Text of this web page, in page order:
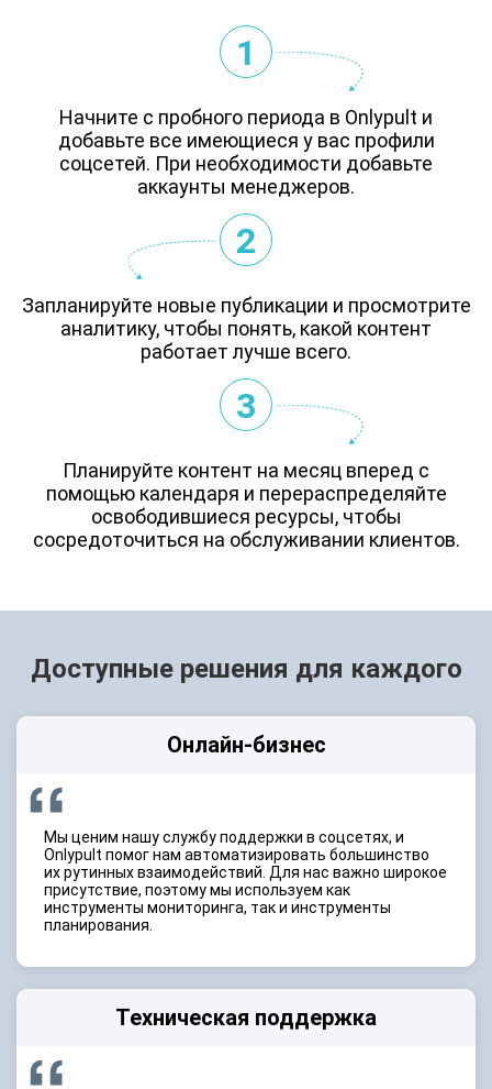
1
Начните с пробного периода в Onlypult и
добавьте все имеющиеся у вас профили
соцсетей. При необходимости добавьте
аккаунты менеджеров.
2
Запланируйте новые публикации и просмотрите
аналитику, чтобы понять, какой контент
работает лучше всего.
3
Планируйте контент на месяц вперед с
помощью календаря и перераспределяйте
освободившиеся ресурсы, чтобы
сосредоточиться на обслуживании клиентов.
Доступные решения для каждого
Онлайн-бизнес
Мы ценим нашу службу поддержки в соцсетях, и
Onlypult помог нам автоматизировать большинство
их рутинных взаимодействий. Для нас важно широкое
присутствие, поэтому мы используем как
инструменты мониторинга, так и инструменты
планирования.
Техническая поддержка